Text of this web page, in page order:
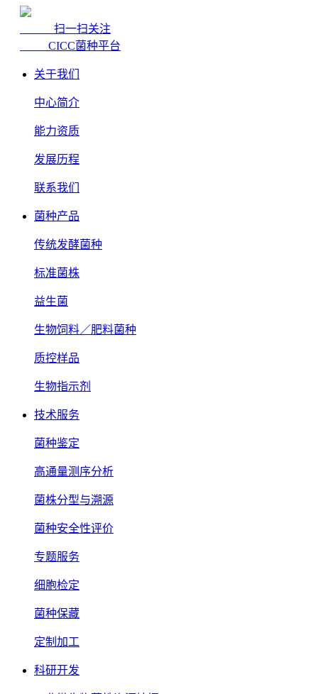
扫一扫关注
CICC菌种平台
关于我们
中心简介
能力资质
发展历程
联系我们
菌种产品
传统发酵菌种
标准菌株
益生菌
生物饲料／肥料菌种
质控样品
生物指示剂
技术服务
菌种鉴定
高通量测序分析
菌株分型与溯源
菌种安全性评价
专题服务
细胞检定
菌种保藏
定制加工
科研开发